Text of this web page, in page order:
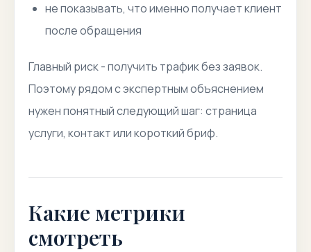
не показывать, что именно получает клиент
после обращения
Главный риск - получить трафик без заявок.
Поэтому рядом с экспертным объяснением
нужен понятный следующий шаг: страница
услуги, контакт или короткий бриф.
Какие метрики
смотреть